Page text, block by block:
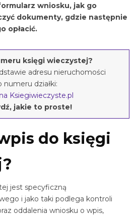
wniosku, jak go
dokumenty, gdzie następnie
opłacić.
księgi wieczystej?
adresu nieruchomości
numeru działki:
Ksiegiwieczyste.pl
jakie to proste!
do księgi
jest specyficzną
i jako taki podlega kontroli
oddalenia wniosku o wpis,